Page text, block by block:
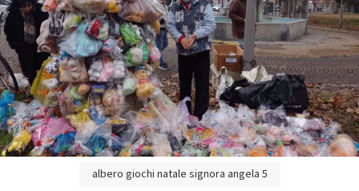
albero giochi natale signora angela 5